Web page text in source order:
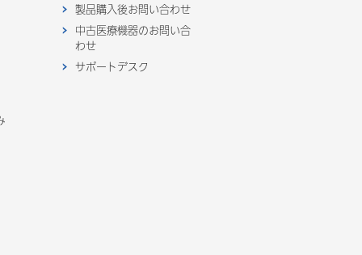
製品購入後お問い合わせ
中古医療機器のお問い合
わせ
サポートデスク